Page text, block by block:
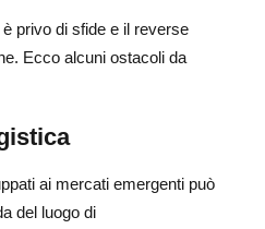
privo di sfide e il reverse
Ecco alcuni ostacoli da
ai mercati emergenti può
del luogo di